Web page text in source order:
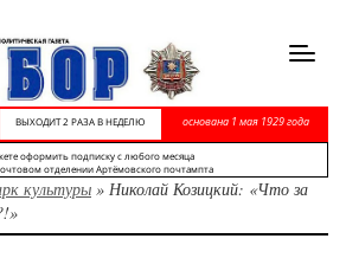
ВЫХОДИТ 2 РАЗА В НЕДЕЛЮ основана 1 мая 1929 года
оформить подписку с любого месяца
отделении Артёмовского почтампта
культуры » Николай Козицкий: «Что за